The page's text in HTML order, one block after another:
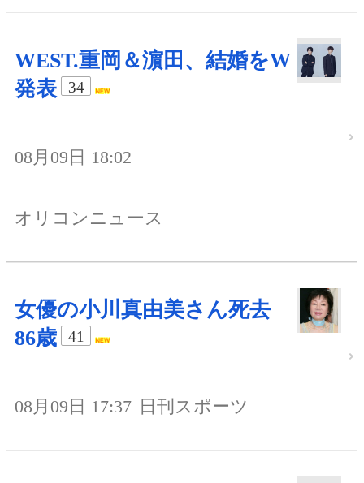
WEST.重岡＆濵田、結婚をW
発表
34
08月09日 18:02
オリコンニュース
女優の小川真由美さん死去
86歳
41
08月09日 17:37 日刊スポーツ